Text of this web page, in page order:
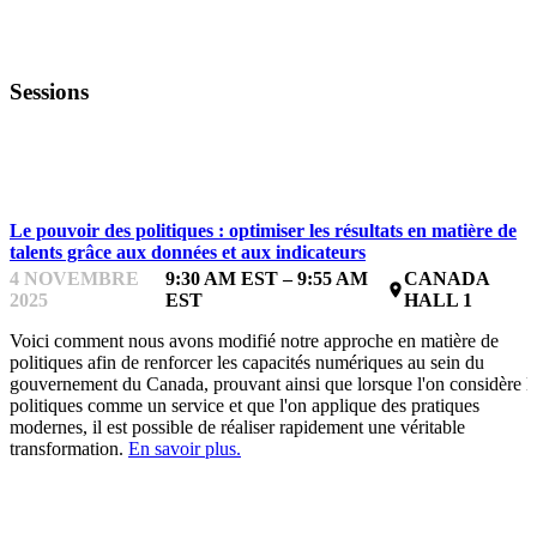
Sessions
Le pouvoir des politiques : optimiser les résultats en matière de
talents grâce aux données et aux indicateurs
4 NOVEMBRE
2025
9:30 AM EST – 9:55 AM
EST
place
CANADA
HALL 1
Voici comment nous avons modifié notre approche en matière de
politiques afin de renforcer les capacités numériques au sein du
gouvernement du Canada, prouvant ainsi que lorsque l'on considère
politiques comme un service et que l'on applique des pratiques
modernes, il est possible de réaliser rapidement une véritable
transformation. En savoir plus.